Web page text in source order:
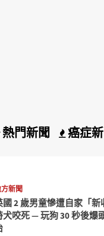
熱門新聞 癌症
新聞
國 2 歲男童慘遭自家「新
犬咬死 — 玩狗 30 秒後爆